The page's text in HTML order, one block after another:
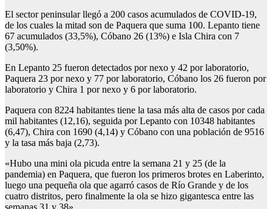
El sector peninsular llegó a 200 casos acumulados de COVID-19,
de los cuales la mitad son de Paquera que suma 100. Lepanto tiene
67 acumulados (33,5%), Cóbano 26 (13%) e Isla Chira con 7
(3,50%).
En Lepanto 25 fueron detectados por nexo y 42 por laboratorio,
Paquera 23 por nexo y 77 por laboratorio, Cóbano los 26 fueron por
laboratorio y Chira 1 por nexo y 6 por laboratorio.
Paquera con 8224 habitantes tiene la tasa más alta de casos por cada
mil habitantes (12,16), seguida por Lepanto con 10348 habitantes
(6,47), Chira con 1690 (4,14) y Cóbano con una población de 9516
y la tasa más baja (2,73).
«Hubo una mini ola picuda entre la semana 21 y 25 (de la
pandemia) en Paquera, que fueron los primeros brotes en Laberinto,
luego una pequeña ola que agarró casos de Río Grande y de los
cuatro distritos, pero finalmente la ola se hizo gigantesca entre las